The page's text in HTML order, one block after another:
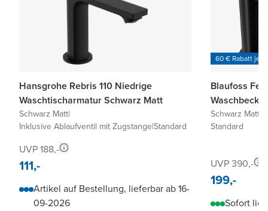
Hansgrohe Rebris 110 Niedrige
Waschtischarmatur Schwarz Matt
Schwarz Matt|
Inklusive Ablaufventil mit Zugstange|Standard
UVP 188,-
111,-
Artikel auf Bestellung, lieferbar ab 16-
09-2026
60 € Rabatt je
Blaufoss
Schwarz Matt
Standard
UVP 390,-
199,-
Sofort